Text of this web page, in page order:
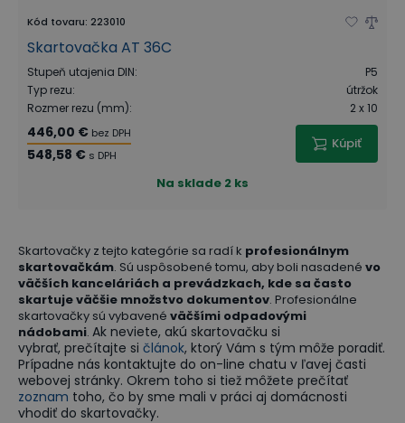
Kód tovaru: 223010
Skartovačka AT 36C
Stupeň utajenia DIN:
P5
Typ rezu:
útržok
Rozmer rezu (mm): 2 x 10
446,00 € bez DPH
548,58 € s DPH
Kúpiť
Na sklade 2 ks
Skartovačky z tejto kategórie sa radí k profesionálnym
skartovačkám. Sú uspôsobené tomu, aby boli nasadené vo
väčších kanceláriách a prevádzkach, kde sa často
skartuje väčšie množstvo dokumentov. Profesionálne
skartovačky sú vybavené väčšími odpadovými
nádobami. Ak neviete, akú skartovačku si
vybrať, prečítajte si článok, ktorý Vám s tým môže poradiť.
Prípadne nás kontaktujte do on-line chatu v ľavej časti
webovej stránky. Okrem toho si tiež môžete prečítať
zoznam toho, čo by sme mali v práci aj domácnosti
vhodiť do skartovačky.